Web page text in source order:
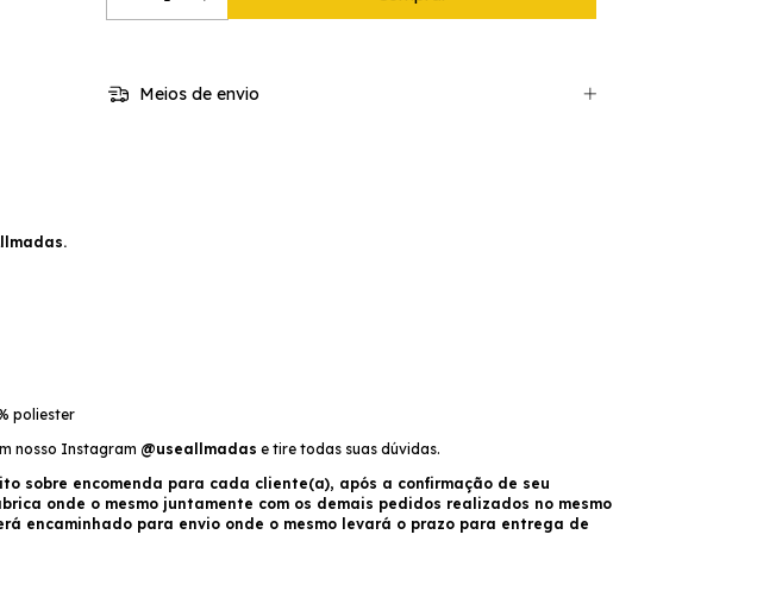
Meios de envio
poliester
nosso Instagram @useallmadas e tire todas suas dúvidas.
sobre encomenda para cada cliente(a), após a confirmação de seu
onde o mesmo juntamente com os demais pedidos realizados no mesmo
encaminhado para envio onde o mesmo levará o prazo para entrega de